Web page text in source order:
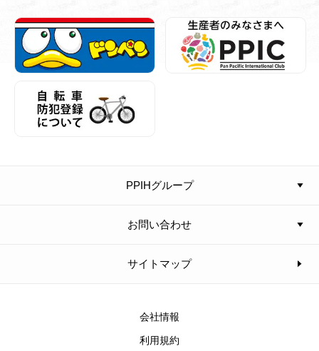
PPIHグループ
お問い合わせ
サイトマップ
会社情報
利用規約